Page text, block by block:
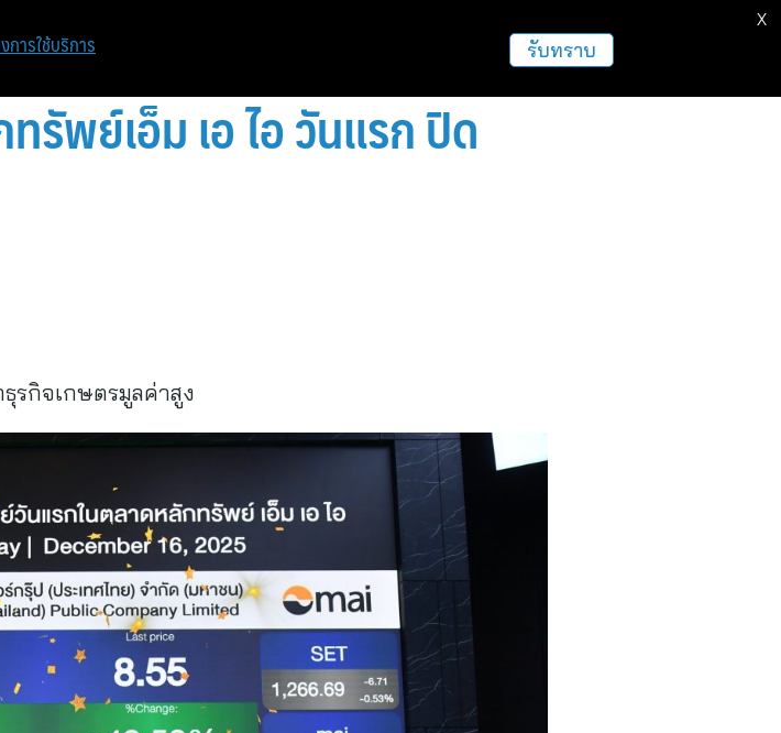
ท่องเที่ยว ฝากข่าวประชาสัมพันธ์
รัพย์เอ็ม เอ ไอ วันแรก ปิด
รกิจเกษตรมูลค่าสูง
การใช้บริการ รับทราบ
X